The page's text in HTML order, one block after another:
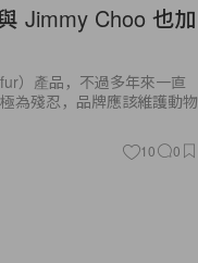
Jimmy Choo 也加
）產品，不過多年來一直
為殘忍，品牌應該維護動物
10 0